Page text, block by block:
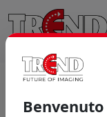
Benvenuto